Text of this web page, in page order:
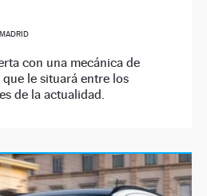
con una mecánica de
le situará entre los
de la actualidad.